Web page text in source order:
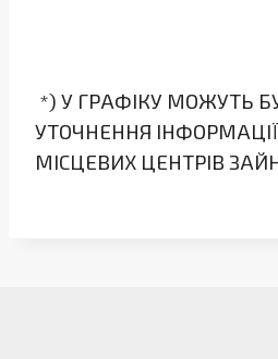
*) У ГРАФІКУ МОЖУТЬ
УТОЧНЕННЯ
МІСЦЕВИХ ЦЕНТРІВ